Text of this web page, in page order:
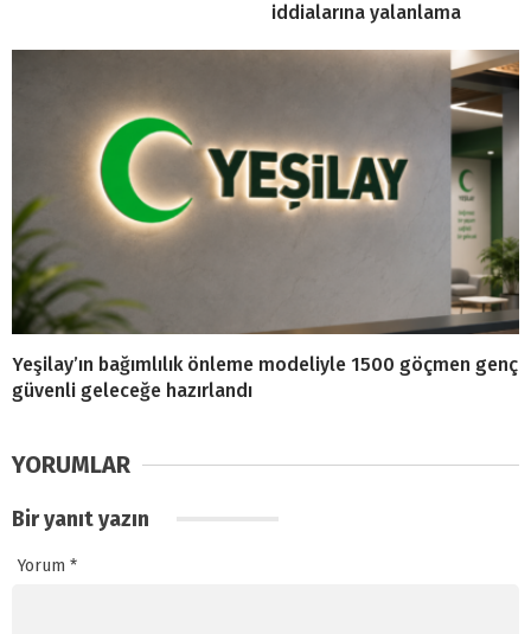
iddialarına yalanlama
Yeşilay’ın bağımlılık önleme modeliyle 1500 göçmen genç
güvenli geleceğe hazırlandı
YORUMLAR
Bir yanıt yazın
Yorum *